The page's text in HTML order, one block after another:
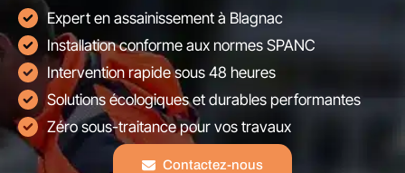
Expert en assainissement à Blagnac
Installation conforme aux normes SPANC
Intervention rapide sous 48 heures
Solutions écologiques et durables performantes
Zéro sous-traitance pour vos travaux
Contactez-nous